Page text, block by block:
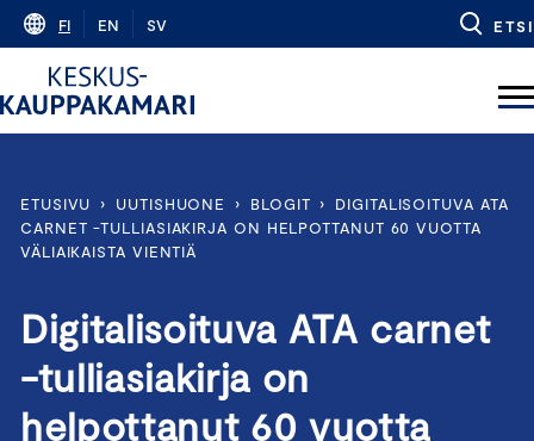
Skip
content
FI EN SV ETSI
ETUSIVU › UUTISHUONE › BLOGIT ›
DIGITALISOITUVA ATA
CARNET -TULLIASIAKIRJA ON HELPOTTANUT 60 VUOTTA
VÄLIAIKAISTA VIENTIÄ
Digitalisoituva ATA carnet
-tulliasiakirja on
helpottanut 60 vuotta